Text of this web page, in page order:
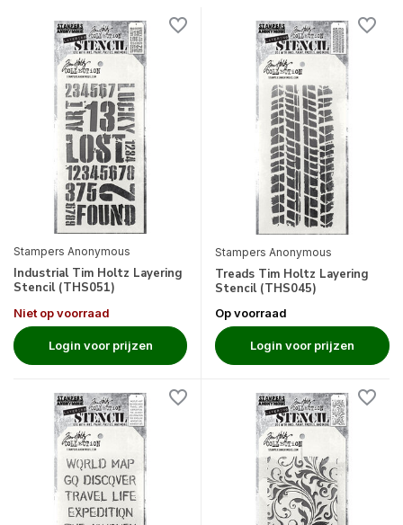
Stampers Anonymous
Industrial Tim Holtz Layering
Stencil (THS051)
Niet op voorraad
Login voor prijzen
Stampers Anonymous
Treads Tim Holtz Layering
Stencil (THS045)
Op voorraad
Login voor prijzen